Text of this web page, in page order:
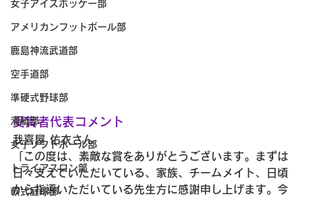
女子アイスホッケー部
アメリカンフットボール部
鹿島神流武道部
空手道部
準硬式野球部
漕艇部
女子ソフトボール部
トライアスロン部
軟式庭球部
受賞者代表コメント
我喜屋 佑衣さん
「この度は、素敵な賞をありがとうございます。まずは
日々支えていただいている、家族、チームメイト、日頃
から指導いただいている先生方に感謝申し上げます。今